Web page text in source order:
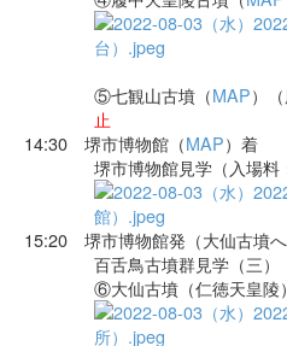
⑤七観山古墳（MAP）
止
14:30 堺市博物館（MAP）着
堺市博物館見学（入場料
15:20 堺市博物館発（大仙古墳へ
百舌鳥古墳群見学（三）
⑥大仙古墳（仁徳天皇陵